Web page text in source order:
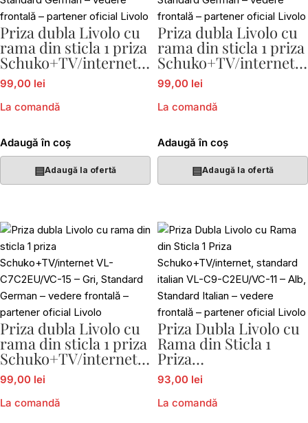
Priza dubla Livolo cu
rama din sticla 1 priza
Schuko+TV/internet
VL-C7C2EU/VC-12
99,00 lei
La comandă
Adaugă în coș
▤Adaugă la ofertă
Priza dubla Livolo cu
rama din sticla 1 priza
Schuko+TV/internet
VL-C7C2EU/VC-13
99,00 lei
La comandă
Adaugă în coș
▤Adaugă la ofertă
Priza dubla Livolo cu
rama din sticla 1 priza
Schuko+TV/internet
VL-C7C2EU/VC-15
99,00 lei
La comandă
Priza Dubla Livolo cu
Rama din Sticla 1
Priza
Schuko+TV/internet,
standard italian VL-
C9-C2EU/VC-11
93,00 lei
La comandă